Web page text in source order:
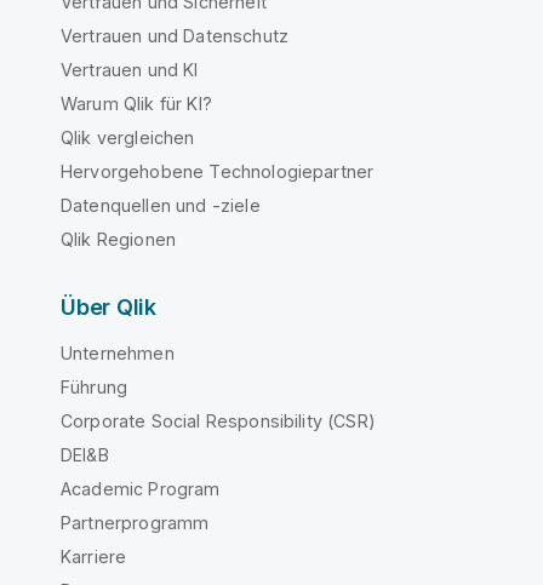
Vertrauen und Datenschutz
Vertrauen und KI
Warum Qlik für KI?
Qlik vergleichen
Hervorgehobene Technologiepartner
Datenquellen und -ziele
Qlik Regionen
Über Qlik
Unternehmen
Führung
Corporate Social Responsibility (CSR)
DEI&B
Academic Program
Partnerprogramm
Karriere